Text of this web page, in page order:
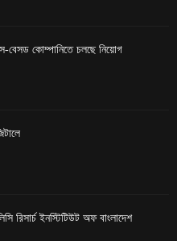
বেসড কোম্পানিতে চলছে নিয়োগ
রিসার্চ ইনস্টিটিউট অফ বাংলাদেশ